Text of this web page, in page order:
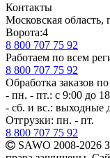
Контакты
Московская
Ворота:4
8 800 707 75 92
Работаем по всем
8 800 707 75 92
Обработка заказов
- пн. - пт.: с 9:00 до
- сб. и вс.: выходные
Отгрузки: пн. - пт.
8 800 707 75 92
SAWO 2008-2026